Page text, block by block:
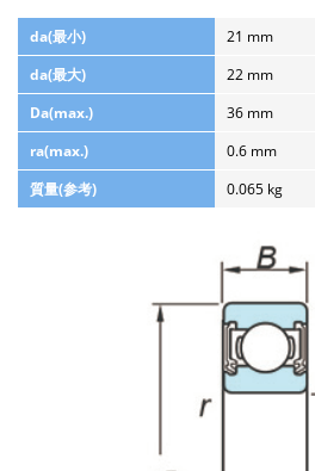
da(最小)
21 mm
da(最大)
22 mm
Da(max.)
36 mm
ra(max.)
0.6 mm
質量(参考)
0.065 kg